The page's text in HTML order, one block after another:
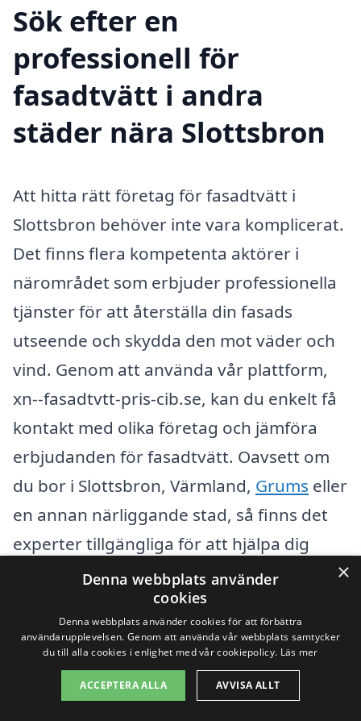
Sök efter en
professionell för
fasadtvätt i andra
städer nära Slottsbron
Att hitta rätt företag för fasadtvätt i
Slottsbron behöver inte vara komplicerat.
Det finns flera kompetenta aktörer i
närområdet som erbjuder professionella
tjänster för att återställa din fasads
utseende och skydda den mot väder och
vind. Genom att använda vår plattform,
xn--fasadtvtt-pris-cib.se, kan du enkelt få
kontakt med olika företag och jämföra
erbjudanden för fasadtvätt. Oavsett om
du bor i Slottsbron, Värmland, Grums eller
en annan närliggande stad, så finns det
experter tillgängliga för att hjälpa dig
med ditt projekt.
Fasadtvätt är en viktig del av underhållet
av din fastighet, och det är avgörande att
anlita en professionell för att göra jobbet
×
Denna webbplats använder
cookies
Denna webbplats använder cookies för att förbättra
användarupplevelsen. Genom att använda vår webbplats samtycker
du till alla cookies i enlighet med vår cookiepolicy. Läs mer
ACCEPTERA ALLA AVVISA ALLT